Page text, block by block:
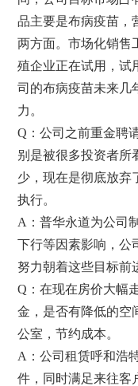
品主要是布病疫苗，
两方面。市场化销售
殖企业正在试用，试
司的布病疫苗未来几
力。
Q：公司之前重金聘
别是被很多投资者所
少，现在是彻底放弃
执行。
A：普华永道为公司
下行等因素影响，公
努力朝着这些目标前
Q：在现在房价大幅
金，是否有降低的空
公室，节约成本。
A：公司租赁呼和浩
件，同时满足来往客